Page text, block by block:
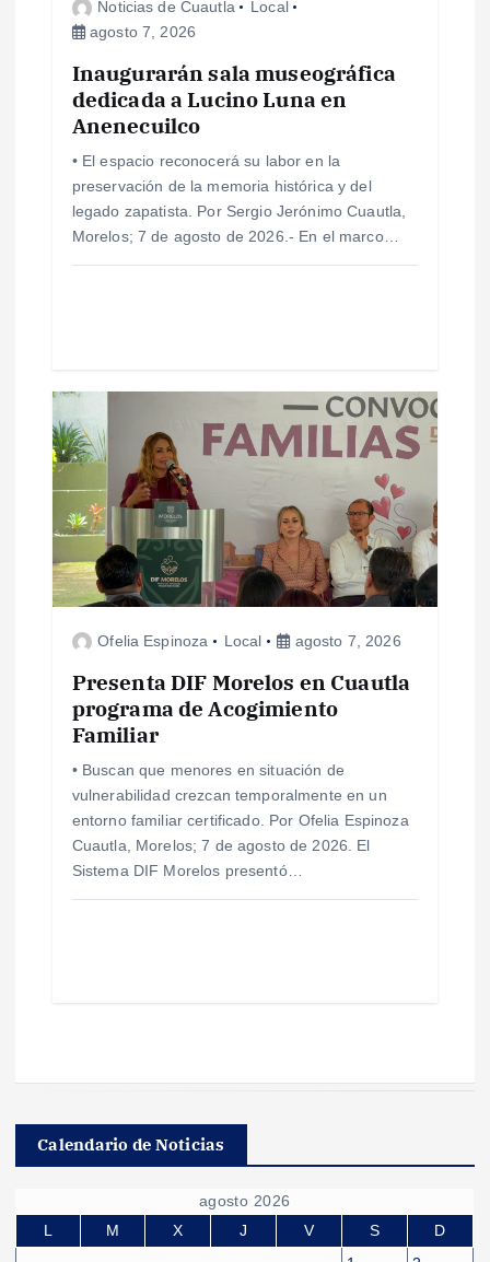
a
s
Noticias de Cuautla
Local
agosto 7, 2026
Inaugurarán sala museográfica
dedicada a Lucino Luna en
Anenecuilco
• El espacio reconocerá su labor en la
preservación de la memoria histórica y del
legado zapatista. Por Sergio Jerónimo Cuautla,
Morelos; 7 de agosto de 2026.- En el marco…
Ofelia Espinoza Local agosto 7, 2026
Presenta DIF Morelos en Cuautla
programa de Acogimiento
Familiar
• Buscan que menores en situación de
vulnerabilidad crezcan temporalmente en un
entorno familiar certificado. Por Ofelia Espinoza
Cuautla, Morelos; 7 de agosto de 2026. El
Sistema DIF Morelos presentó…
Calendario de Noticias
agosto 2026
L
M X J V S
D